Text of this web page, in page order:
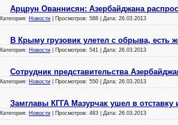
Арцрун Ованнисян: Азербайджана
Категория: Новости | Просмотров: 588 | Дата: 26.03.2013
В Крыму грузовик улетел с обрыва, есть
Категория: Новости | Просмотров: 541 | Дата: 26.03.2013
Сотрудник представительства
Категория: Новости | Просмотров: 550 | Дата: 26.03.2013
Замглавы КГГА Мазурчак ушел в отставку
Категория: Новости | Просмотров: 483 | Дата: 26.03.2013